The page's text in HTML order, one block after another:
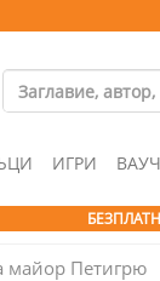
ИГРИ
майор Петигрю